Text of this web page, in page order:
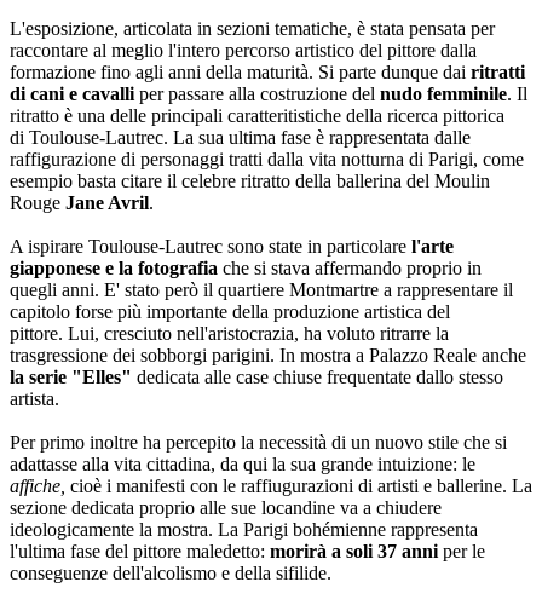
L'esposizione, articolata in sezioni tematiche, è stata pensata per
raccontare al meglio l'intero percorso artistico del pittore dalla
formazione fino agli anni della maturità. Si parte dunque dai ritratti
di cani e cavalli per passare alla costruzione del nudo femminile. Il
ritratto è una delle principali caratteritistiche della ricerca pittorica
di Toulouse-Lautrec. La sua ultima fase è rappresentata dalle
raffigurazione di personaggi tratti dalla vita notturna di Parigi, come
esempio basta citare il celebre ritratto della ballerina del Moulin
Rouge Jane Avril.
A ispirare Toulouse-Lautrec sono state in particolare l'arte
giapponese e la fotografia che si stava affermando proprio in
quegli anni. E' stato però il quartiere Montmartre a rappresentare il
capitolo forse più importante della produzione artistica del
pittore. Lui, cresciuto nell'aristocrazia, ha voluto ritrarre la
trasgressione dei sobborgi parigini. In mostra a Palazzo Reale anche
la serie "Elles" dedicata alle case chiuse frequentate dallo stesso
artista.
Per primo inoltre ha percepito la necessità di un nuovo stile che si
adattasse alla vita cittadina, da qui la sua grande intuizione: le
affiche, cioè i manifesti con le raffiugurazioni di artisti e ballerine. La
sezione dedicata proprio alle sue locandine va a chiudere
ideologicamente la mostra. La Parigi bohémienne rappresenta
l'ultima fase del pittore maledetto: morirà a soli 37 anni per le
conseguenze dell'alcolismo e della sifilide.